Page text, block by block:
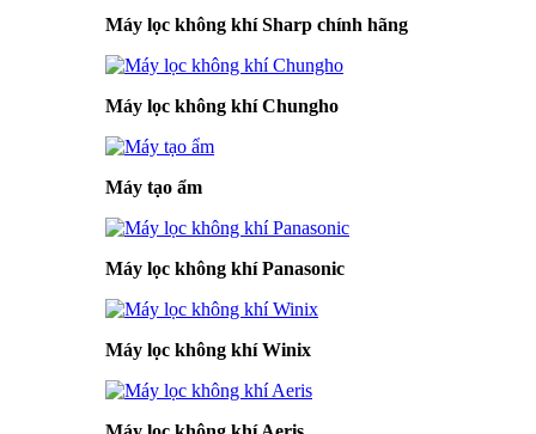
Máy lọc không khí Sharp chính hãng
Máy lọc không khí Chungho
Máy tạo ẩm
Máy lọc không khí Panasonic
Máy lọc không khí Winix